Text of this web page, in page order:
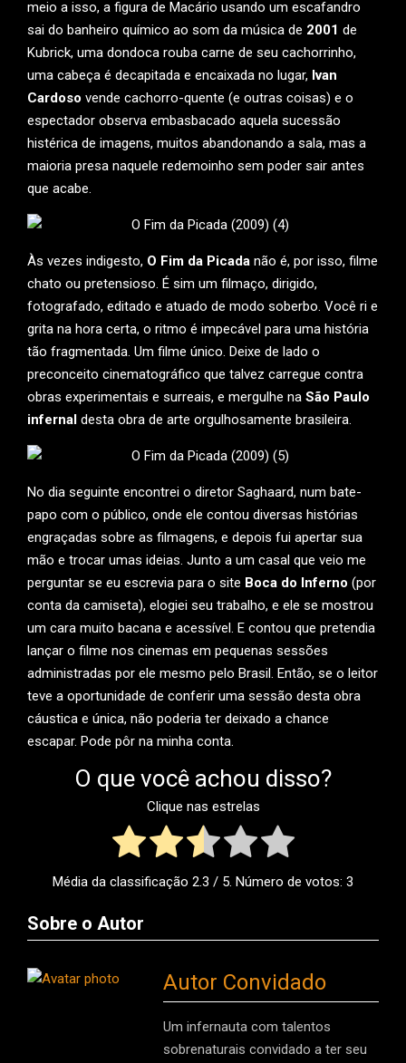
meio a isso, a figura de Macário usando um escafandro
sai do banheiro químico ao som da música de 2001 de
Kubrick, uma dondoca rouba carne de seu cachorrinho,
uma cabeça é decapitada e encaixada no lugar, Ivan
Cardoso vende cachorro-quente (e outras coisas) e o
espectador observa embasbacado aquela sucessão
histérica de imagens, muitos abandonando a sala, mas a
maioria presa naquele redemoinho sem poder sair antes
que acabe.
Às vezes indigesto, O Fim da Picada não é, por isso, filme
chato ou pretensioso. É sim um filmaço, dirigido,
fotografado, editado e atuado de modo soberbo. Você ri e
grita na hora certa, o ritmo é impecável para uma história
tão fragmentada. Um filme único. Deixe de lado o
preconceito cinematográfico que talvez carregue contra
obras experimentais e surreais, e mergulhe na São Paulo
infernal desta obra de arte orgulhosamente brasileira.
No dia seguinte encontrei o diretor Saghaard, num bate-
papo com o público, onde ele contou diversas histórias
engraçadas sobre as filmagens, e depois fui apertar sua
mão e trocar umas ideias. Junto a um casal que veio me
perguntar se eu escrevia para o site Boca do Inferno (por
conta da camiseta), elogiei seu trabalho, e ele se mostrou
um cara muito bacana e acessível. E contou que pretendia
lançar o filme nos cinemas em pequenas sessões
administradas por ele mesmo pelo Brasil. Então, se o leitor
teve a oportunidade de conferir uma sessão desta obra
cáustica e única, não poderia ter deixado a chance
escapar. Pode pôr na minha conta.
O que você achou disso?
Clique nas estrelas
Média da classificação 2.3 / 5. Número de votos: 3
Sobre o Autor
Autor Convidado
Um infernauta com talentos
sobrenaturais convidado a ter seu